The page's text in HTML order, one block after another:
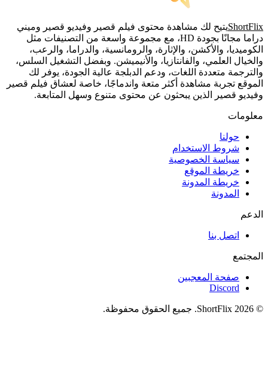
ShortFlixيتيح لك مشاهدة محتوى فيلم قصير وفيديو قصير وميني
دراما مجانًا بجودة HD، مع مجموعة واسعة من التصنيفات مثل
الكوميديا، والأكشن، والإثارة، والرومانسية، والدراما، والرعب،
والخيال العلمي، والفانتازيا، والأنيميشن. وبفضل التشغيل السلس،
والترجمة متعددة اللغات، ودعم الدبلجة عالية الجودة، يوفر لك
الموقع تجربة مشاهدة أكثر متعة واندماجًا، خاصة لعشاق فيلم قصير
وفيديو قصير الذين يبحثون عن محتوى متنوع وسهل المتابعة.
معلومات
حولنا
شروط الاستخدام
سياسة الخصوصية
خريطة الموقع
خريطة المدونة
المدونة
الدعم
اتصل بنا
المجتمع
صفحة المعجبين
Discord
© 2026 ShortFlix. جميع الحقوق محفوظة.